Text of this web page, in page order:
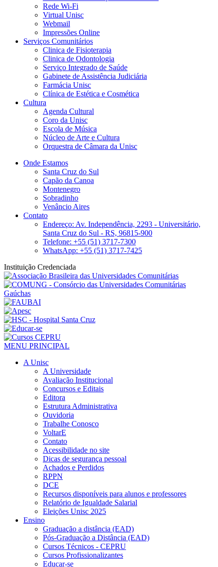
Rede Wi-Fi
Virtual Unisc
Webmail
Impressões Online
Serviços Comunitários
Clinica de Fisioterapia
Clinica de Odontologia
Serviço Integrado de Saúde
Gabinete de Assistência Judiciária
Farmácia Unisc
Clínica de Estética e Cosmética
Cultura
Agenda Cultural
Coro da Unisc
Escola de Música
Núcleo de Arte e Cultura
Orquestra de Câmara da Unisc
Onde Estamos
Santa Cruz do Sul
Capão da Canoa
Montenegro
Sobradinho
Venâncio Aires
Contato
Endereço: Av. Independência, 2293 - Universitário,
Santa Cruz do Sul - RS, 96815-900
Telefone: +55 (51) 3717-7300
WhatsApp: +55 (51) 3717-7425
Instituição Credenciada
MENU PRINCIPAL
A Unisc
A Universidade
Avaliação Institucional
Concursos e Editais
Editora
Estrutura Administrativa
Ouvidoria
Trabalhe Conosco
VoltarE
Contato
Acessibilidade no site
Dicas de segurança pessoal
Achados e Perdidos
RPPN
DCE
Recursos disponíveis para alunos e professores
Relatório de Igualdade Salarial
Eleições Unisc 2025
Ensino
Graduação a distância (EAD)
Pós-Graduação a Distância (EAD)
Cursos Técnicos - CEPRU
Cursos Profissionalizantes
Educar-se